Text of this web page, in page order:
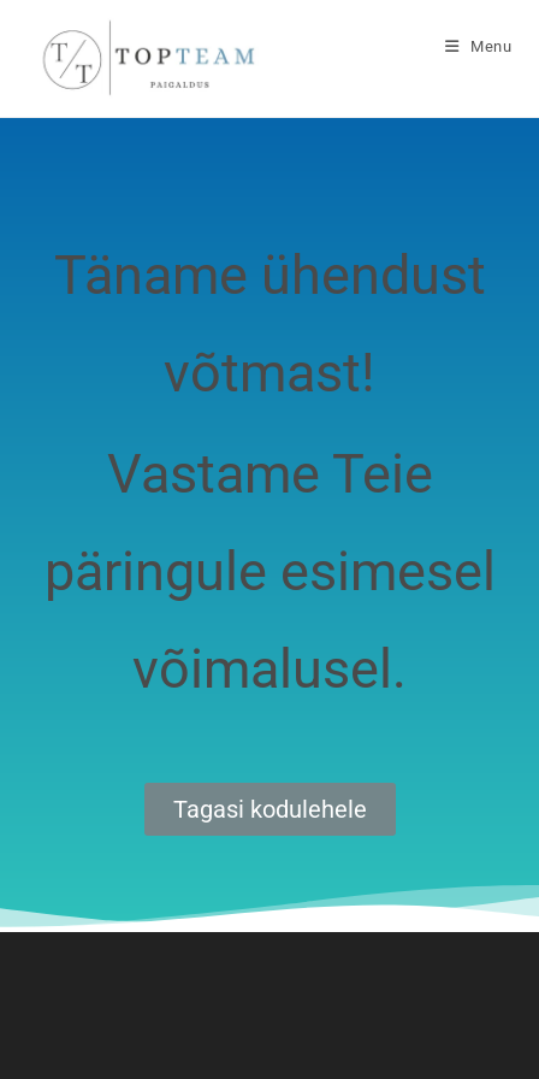
Menu
Täname ühendust
võtmast!
Vastame Teie
päringule esimesel
võimalusel.
Tagasi kodulehele